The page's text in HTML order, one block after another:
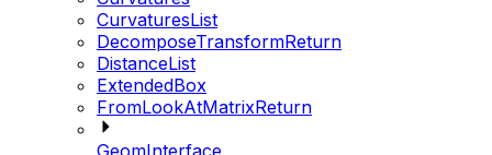
CurvaturesList
DecomposeTransformReturn
DistanceList
ExtendedBox
FromLookAtMatrixReturn
GeomInterface